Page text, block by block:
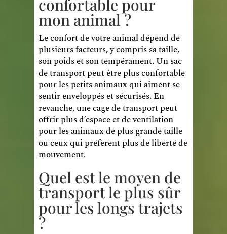
confortable pour
mon animal ?
Le confort de votre animal dépend de
plusieurs facteurs, y compris sa taille,
son poids et son tempérament. Un sac
de transport peut être plus confortable
pour les petits animaux qui aiment se
sentir enveloppés et sécurisés. En
revanche, une cage de transport peut
offrir plus d’espace et de ventilation
pour les animaux de plus grande taille
ou ceux qui préfèrent plus de liberté de
mouvement.
Quel est le moyen de
transport le plus sûr
pour les longs trajets
?